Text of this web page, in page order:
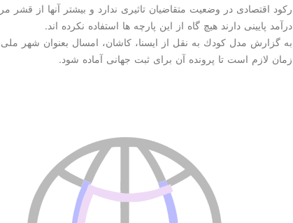
ركود اقتصادی در وضعیت متقاضیان تاثیری ندارد و بیشتر آنها از قشر
درآمد پایینی دارند هیچ گاه از این پارچه ها استفاده نكرده اند.
به گزارش مدل كودك به نقل از ایسنا، كاشان، امسال بعنوان شهر
زمان لازم است تا پرونده آن برای ثبت جهانی آماده شود.